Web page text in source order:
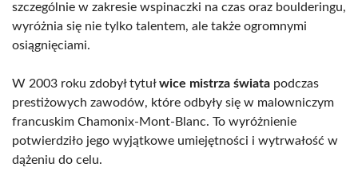
szczególnie w zakresie wspinaczki na czas oraz boulderingu,
wyróżnia się nie tylko talentem, ale także ogromnymi
osiągnięciami.
W 2003 roku zdobył tytułwice mistrza świata podczas
prestiżowych zawodów, które odbyły się w malowniczym
francuskim Chamonix-Mont-Blanc. To wyróżnienie
potwierdziło jego wyjątkowe umiejętności i wytrwałość w
dążeniu do celu.